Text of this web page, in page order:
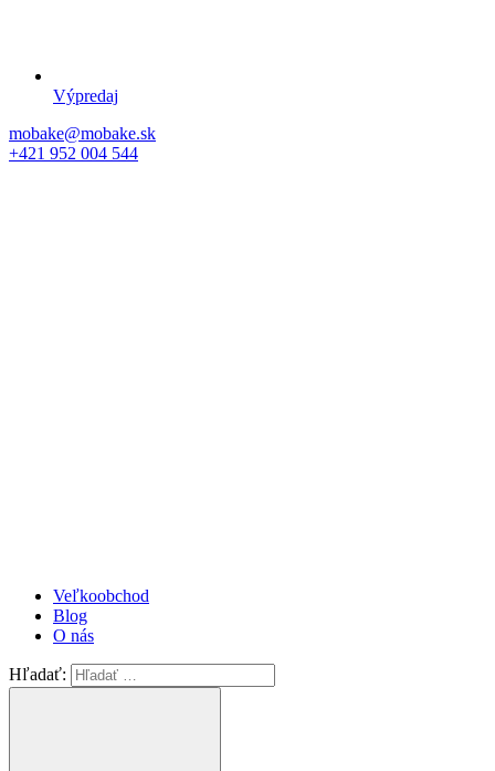
Výpredaj
mobake@mobake.sk
+421 952 004 544
Veľkoobchod
Blog
O nás
Hľadať: